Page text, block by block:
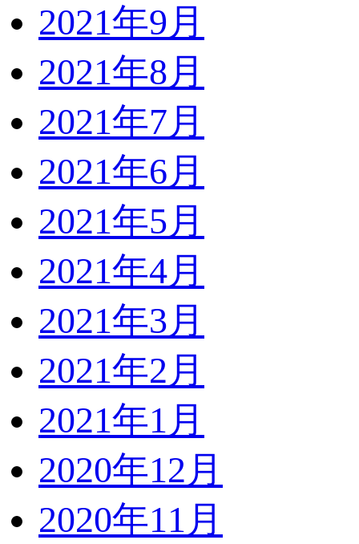
2021年9月
2021年8月
2021年7月
2021年6月
2021年5月
2021年4月
2021年3月
2021年2月
2021年1月
2020年12月
2020年11月